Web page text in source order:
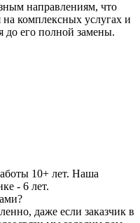
направлениям, что
на комплексных услугах и
до его полной замены.
10+ лет. Наша
- 6 лет.
даже если заказчик в